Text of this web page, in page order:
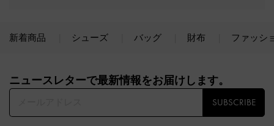
新着商品 シューズ バッグ 財布 ファッシ
ニュースレターで最新情報をお届けします。​
SUBSCRIBE